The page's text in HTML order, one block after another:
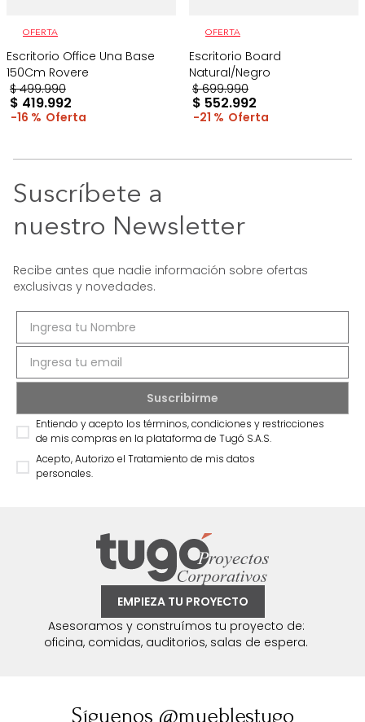
OFERTA
Escritorio Office Una Base
150Cm Rovere
$ 499.990
$ 419.992
16 %
OFERTA
Escritorio Board
Natural/Negro
$ 699.990
$ 552.992
21 %
Suscríbete a
nuestro Newsletter
Recibe antes que nadie información sobre ofertas
exclusivas y novedades.
Entiendo y acepto los términos, condiciones y restricciones
de mis compras en la plataforma de Tugó S.A.S.
Acepto, Autorizo el Tratamiento de mis datos
personales.
EMPIEZA TU PROYECTO
Asesoramos y construímos tu proyecto de:
oficina, comidas, auditorios, salas de espera.
Síguenos @mueblestugo